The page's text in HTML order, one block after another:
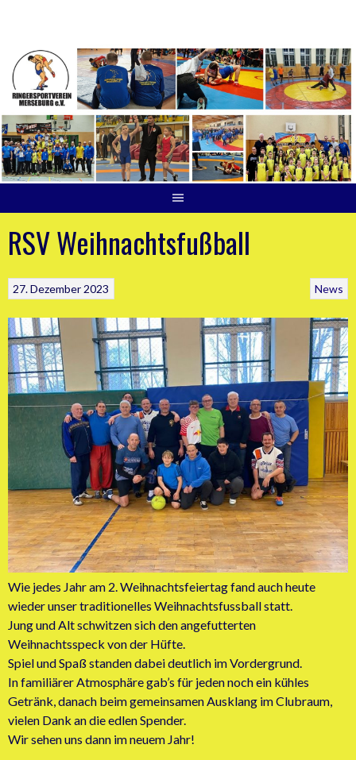
RSV Weihnachtsfußball
News
27. Dezember 2023
Wie jedes Jahr am 2. Weihnachtsfeiertag fand auch heute
wieder unser traditionelles Weihnachtsfussball statt.
Jung und Alt schwitzen sich den angefutterten
Weihnachtsspeck von der Hüfte.
Spiel und Spaß standen dabei deutlich im Vordergrund.
In familiärer Atmosphäre gab’s für jeden noch ein kühles
Getränk, danach beim gemeinsamen Ausklang im Clubraum,
vielen Dank an die edlen Spender.
Wir sehen uns dann im neuem Jahr!